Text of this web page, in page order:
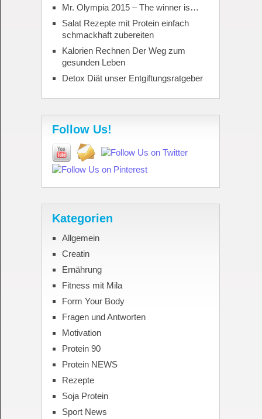
Mr. Olympia 2015 – The winner is…
Salat Rezepte mit Protein einfach
schmackhaft zubereiten
Kalorien Rechnen Der Weg zum
gesunden Leben
Detox Diät unser Entgiftungsratgeber
Follow Us!
Kategorien
Allgemein
Creatin
Ernährung
Fitness mit Mila
Form Your Body
Fragen und Antworten
Motivation
Protein 90
Protein NEWS
Rezepte
Soja Protein
Sport News